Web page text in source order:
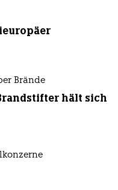
Brände
hält sich